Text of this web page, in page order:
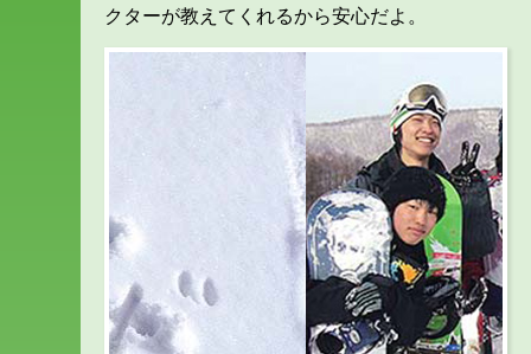
クターが教えてくれるから安心だよ。